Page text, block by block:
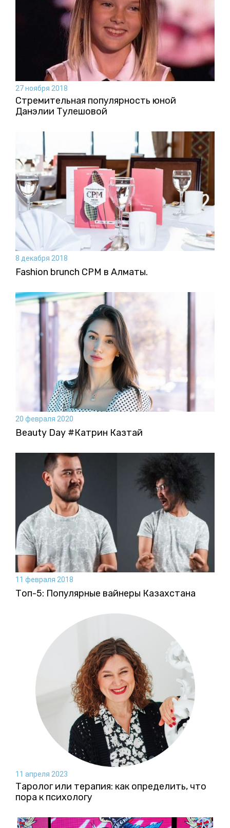
27 ноября 2018
Стремительная популярность юной
Данэлии Тулешовой
8 декабря 2018
Fashion brunch CPM в Алматы.
20 февраля 2020
Beauty Day #Катрин Казтай
11 февраля 2018
Топ-5: Популярные вайнеры Казахстана
11 апреля 2023
Таролог или терапия: как определить, что
пора к психологу